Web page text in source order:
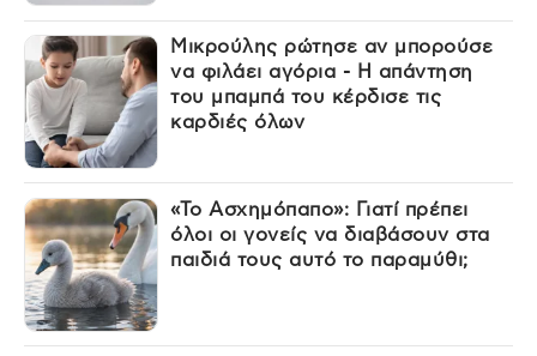
Μικρούλης ρώτησε αν μπορούσε
να φιλάει αγόρια - Η απάντηση
του μπαμπά του κέρδισε τις
καρδιές όλων
«Το Ασχημόπαπο»: Γιατί πρέπει
όλοι οι γονείς να διαβάσουν στα
παιδιά τους αυτό το παραμύθι;